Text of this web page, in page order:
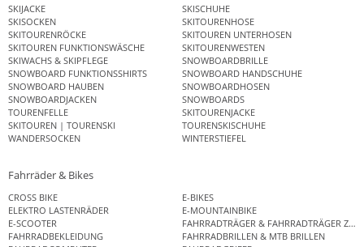
SKIJACKE
SKISCHUHE
SKISOCKEN
SKITOURENHOSE
SKITOURENRÖCKE
SKITOUREN UNTERHOSEN
SKITOUREN FUNKTIONSWÄSCHE
SKITOURENWESTEN
SKIWACHS & SKIPFLEGE
SNOWBOARDBRILLE
SNOWBOARD FUNKTIONSSHIRTS
SNOWBOARD HANDSCHUHE
SNOWBOARD HAUBEN
SNOWBOARDHOSEN
SNOWBOARDJACKEN
SNOWBOARDS
TOURENFELLE
SKITOURENJACKE
SKITOUREN | TOURENSKI
TOURENSKISCHUHE
WANDERSOCKEN
WINTERSTIEFEL
Fahrräder & Bikes
CROSS BIKE
E-BIKES
ELEKTRO LASTENRÄDER
E-MOUNTAINBIKE
E-SCOOTER
FAHRRADTRÄGER & FAHRRADTRÄGER
FAHRRADBEKLEIDUNG
FAHRRADBRILLEN & MTB BRILLEN